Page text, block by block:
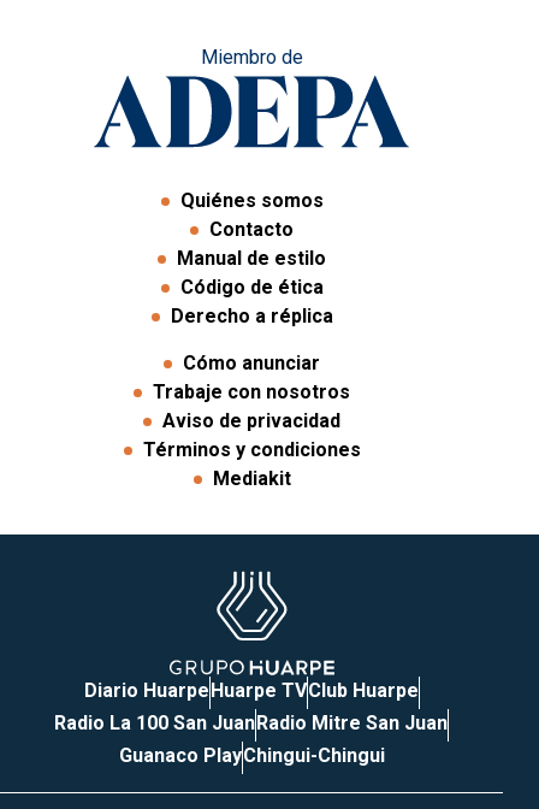
Miembro de
Quiénes somos
Contacto
Manual de estilo
Código de ética
Derecho a réplica
Cómo anunciar
Trabaje con nosotros
Aviso de privacidad
Términos y condiciones
Mediakit
Diario HuarpeHuarpe TVClub Huarpe
Radio La 100 San JuanRadio Mitre San Juan
Guanaco PlayChingui-Chingui